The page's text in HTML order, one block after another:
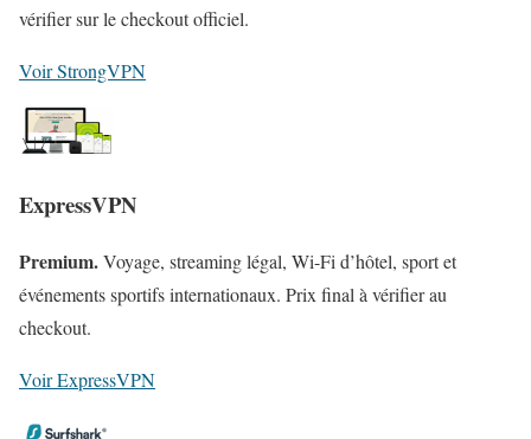
vérifier sur le checkout officiel.
Voir StrongVPN
ExpressVPN
Premium.Voyage, streaming légal, Wi-Fi d’hôtel, sport et
événements sportifs internationaux. Prix final à vérifier au
checkout.
Voir ExpressVPN